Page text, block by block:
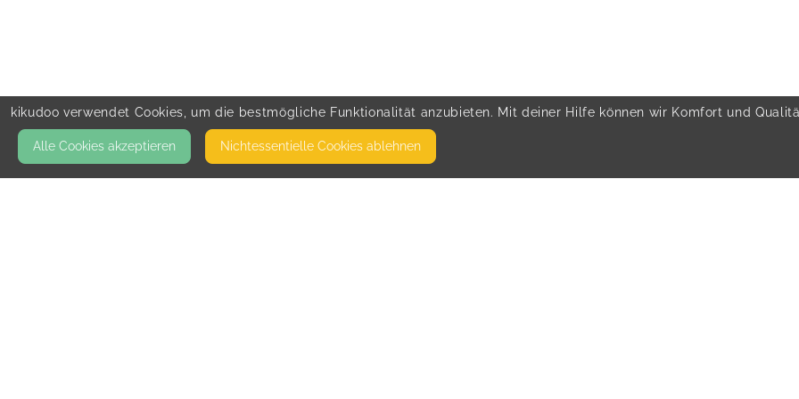
kikudoo verwendet Cookies, um die bestmögliche Funktionalität anzubieten. Mit deiner Hilfe können wir Komfort und
Alle Cookies akzeptieren Nicht­essentielle Cookies ablehnen